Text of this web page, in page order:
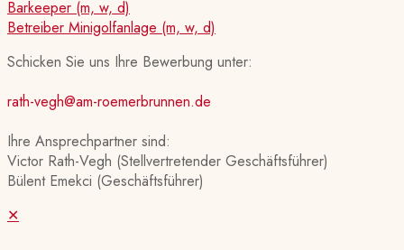
Barkeeper (m, w, d)
Betreiber Minigolfanlage (m, w, d)
Schicken Sie uns Ihre Bewerbung unter:
rath-vegh@am-roemerbrunnen.de
Ihre Ansprechpartner sind:
Victor Rath-Vegh (Stellvertretender Geschäftsführer)
Bülent Emekci (Geschäftsführer)
✕